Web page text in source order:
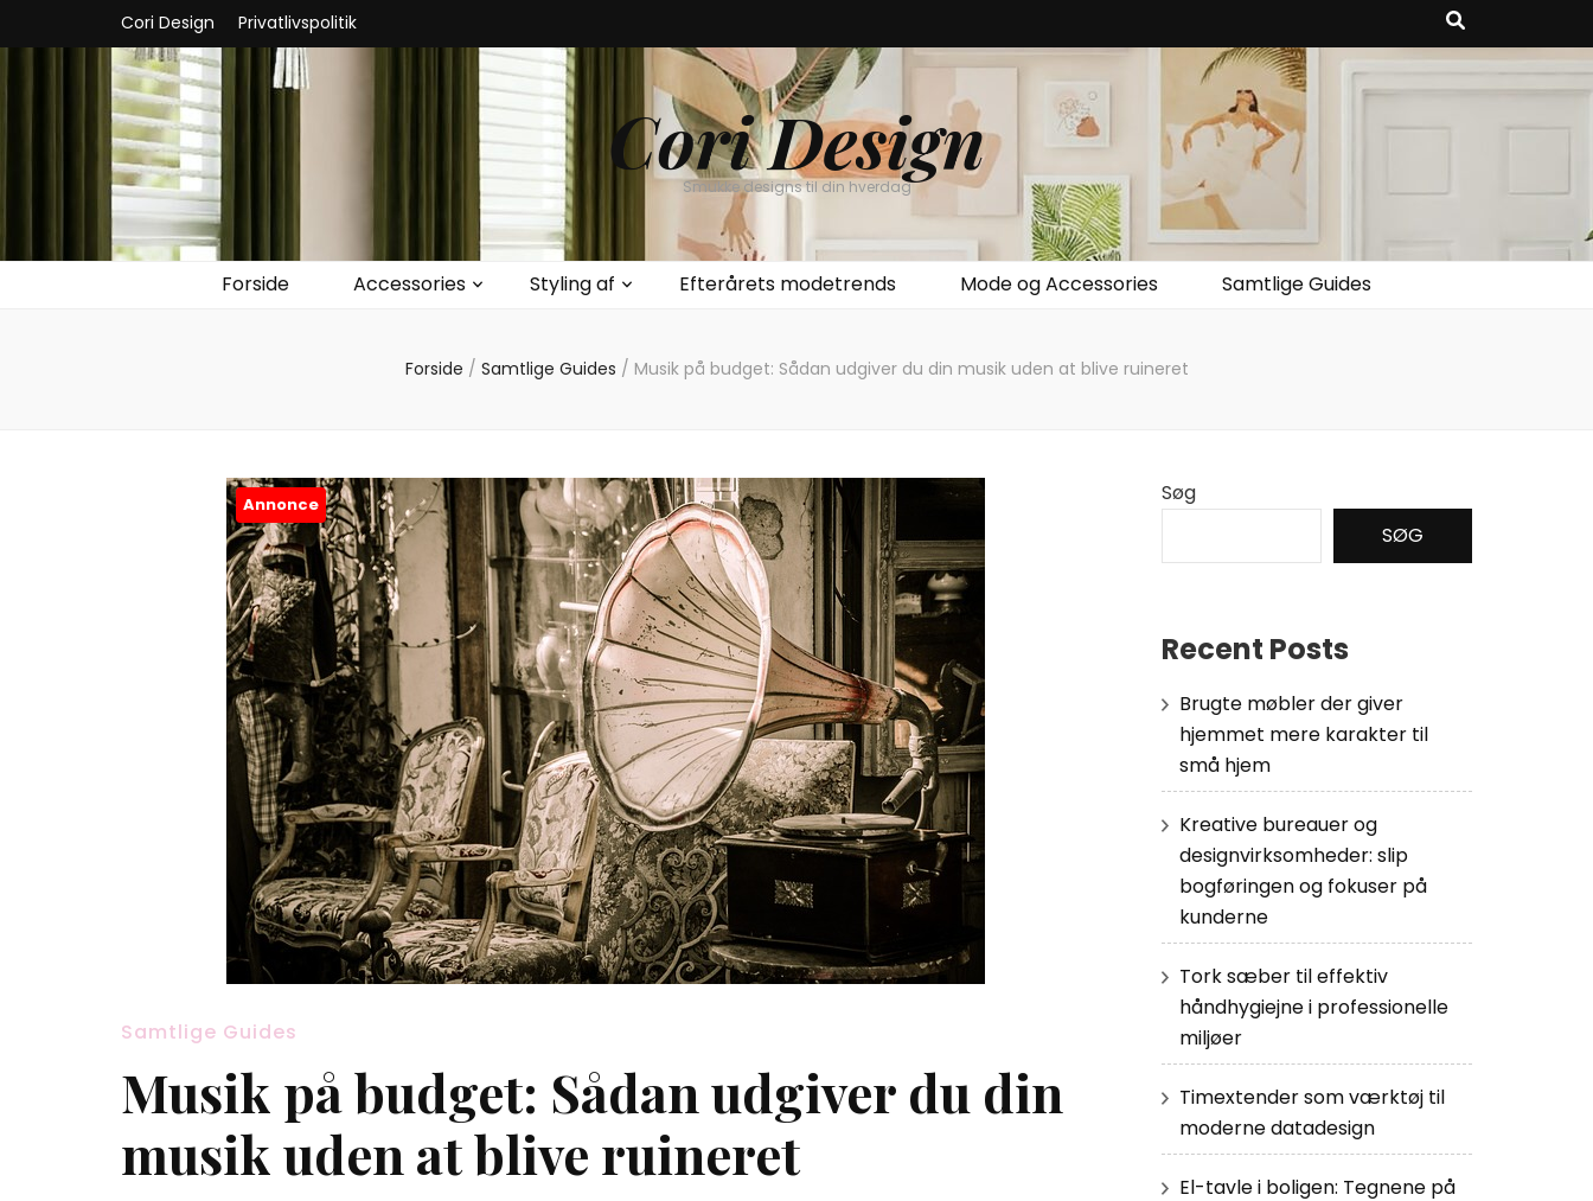
Cori Design Privatlivspolitik
Cori Design
Smukke designs til din hverdag
Forside Accessories Styling af Efterårets modetrends Mode og Accessories Samtlige Guides
Forside / Samtlige Guides / Musik på budget: Sådan udgiver du din musik uden at blive ruineret
Annonce
Samtlige Guides
Musik på budget: Sådan udgiver du din
musik uden at blive ruineret
Søg
SØG
Recent Posts
Brugte møbler der giver
hjemmet mere karakter til
små hjem
Kreative bureauer og
designvirksomheder: slip
bogføringen og fokuser på
kunderne
Tork sæber til effektiv
håndhygiejne i professionelle
miljøer
Timextender som værktøj til
moderne datadesign
El-tavle i boligen: Tegnene på